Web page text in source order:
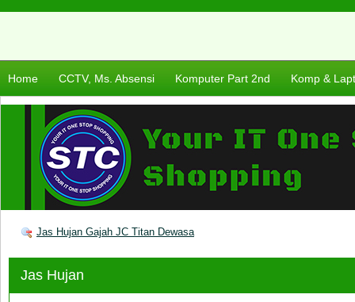
Home CCTV, Ms. Absensi Komputer Part 2nd Komp &
Jas Hujan Gajah JC Titan Dewasa
Jas Hujan